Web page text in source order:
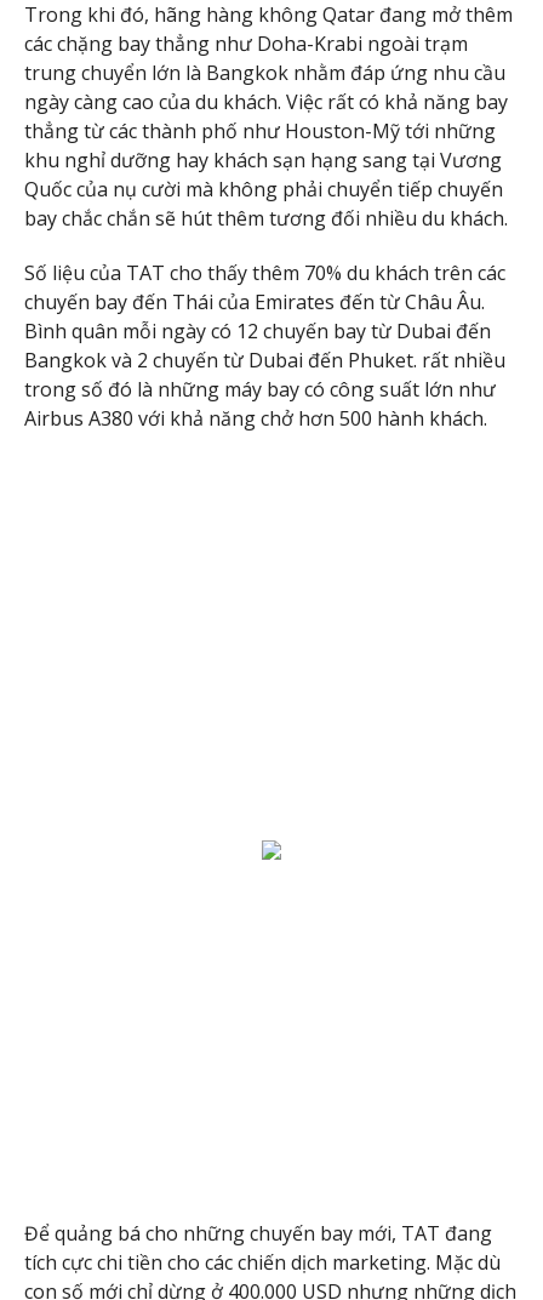
Trong khi đó, hãng hàng không Qatar đang mở thêm
các chặng bay thẳng như Doha-Krabi ngoài trạm
trung chuyển lớn là Bangkok nhằm đáp ứng nhu cầu
ngày càng cao của du khách. Việc rất có khả năng bay
thẳng từ các thành phố như Houston-Mỹ tới những
khu nghỉ dưỡng hay khách sạn hạng sang tại Vương
Quốc của nụ cười mà không phải chuyển tiếp chuyến
bay chắc chắn sẽ hút thêm tương đối nhiều du khách.
Số liệu của TAT cho thấy thêm 70% du khách trên các
chuyến bay đến Thái của Emirates đến từ Châu Âu.
Bình quân mỗi ngày có 12 chuyến bay từ Dubai đến
Bangkok và 2 chuyến từ Dubai đến Phuket. rất nhiều
trong số đó là những máy bay có công suất lớn như
Airbus A380 với khả năng chở hơn 500 hành khách.
Để quảng bá cho những chuyến bay mới, TAT đang
tích cực chi tiền cho các chiến dịch marketing. Mặc dù
con số mới chỉ dừng ở 400.000 USD nhưng những dịch